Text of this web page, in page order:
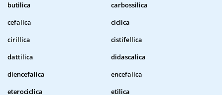
butilica
carbossilica
cefalica
ciclica
cirillica
cistifellica
dattilica
didascalica
diencefalica
encefalica
eterociclica
etilica